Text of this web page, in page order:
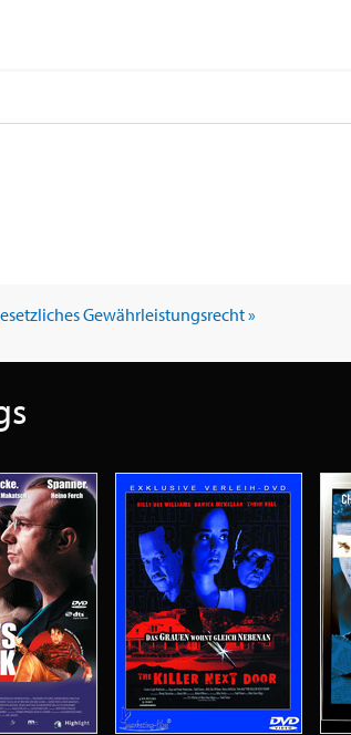
Gewährleistungsrecht »